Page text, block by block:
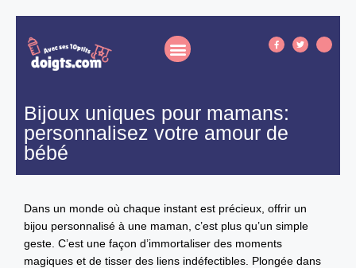
Bijoux uniques pour mamans:
personnalisez votre amour de
bébé
Dans un monde où chaque instant est précieux, offrir un
bijou personnalisé à une maman, c’est plus qu’un simple
geste. C’est une façon d’immortaliser des moments
magiques et de tisser des liens indéfectibles. Plongée dans